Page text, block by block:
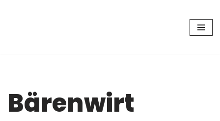
Bärenwirt